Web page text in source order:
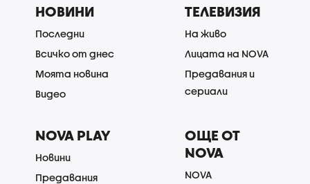
НОВИНИ
Последни
Всичко от днес
Моята новина
Видео
ТЕЛЕВИЗИЯ
На живо
Лицата на NOVA
Предавания и
сериали
NOVA PLAY
Новини
Предавания
ОЩЕ ОТ
NOVA
NOVA